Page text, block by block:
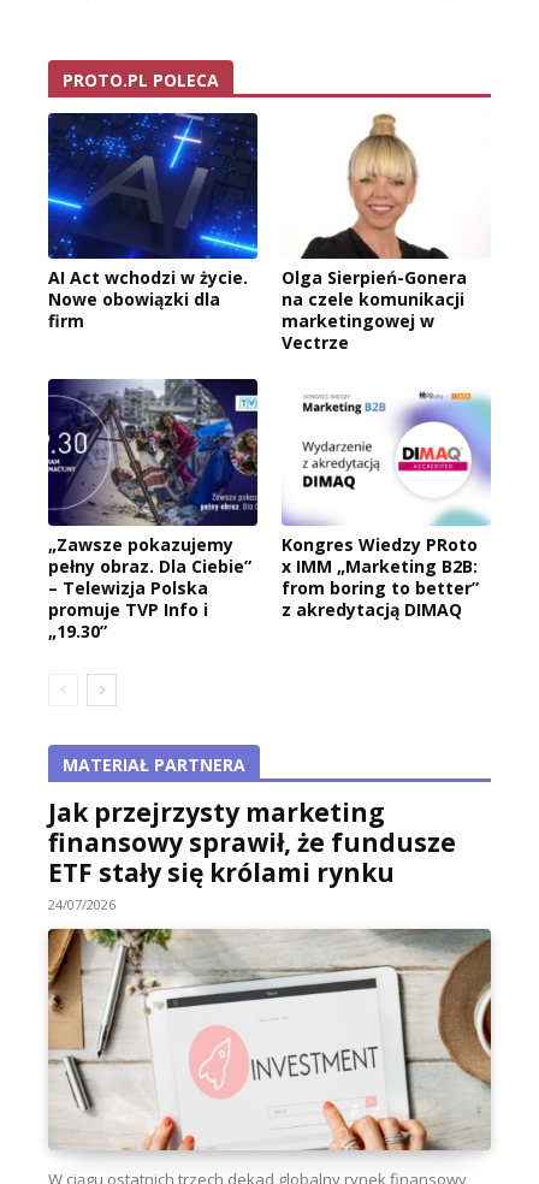
PROTO.PL POLECA
AI Act wchodzi w życie.
Nowe obowiązki dla
firm
Olga Sierpień-Gonera
na czele komunikacji
marketingowej w
Vectrze
„Zawsze pokazujemy
pełny obraz. Dla Ciebie”
– Telewizja Polska
promuje TVP Info i
„19.30”
Kongres Wiedzy PRoto
x IMM „Marketing B2B:
from boring to better”
z akredytacją DIMAQ
MATERIAŁ PARTNERA
Jak przejrzysty marketing
finansowy sprawił, że fundusze
ETF stały się królami rynku
24/07/2026
W ciągu ostatnich trzech dekad globalny rynek finansowy